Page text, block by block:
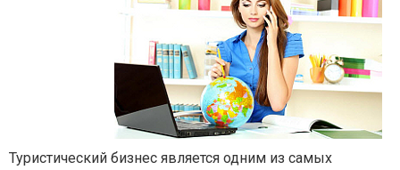
Туристический бизнес является одним из самых